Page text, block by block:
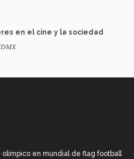
en el cine y la sociedad
olímpico en mundial de flag football